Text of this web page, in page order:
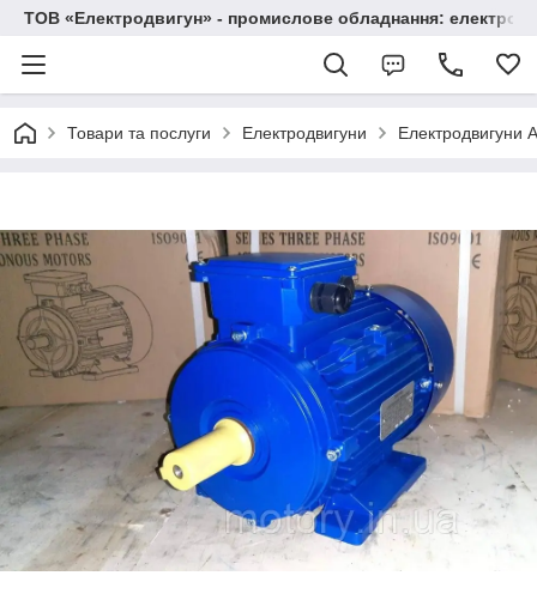
ТОВ «Електродвигун» - промислове обладнання:
Товари та послуги Електродвигуни Електродвигуни